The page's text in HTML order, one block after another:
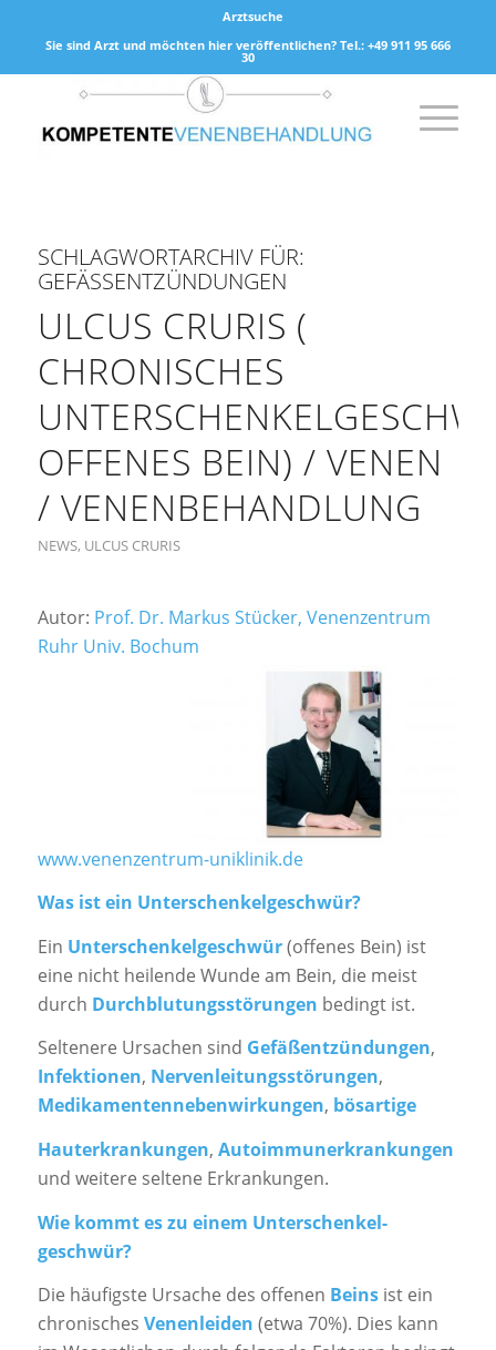
Arztsuche
Sie sind Arzt und möchten hier veröffentlichen? Tel.: +49 911 95 666
30
SCHLAGWORTARCHIV FÜR:
GEFÄSSENTZÜNDUNGEN
ULCUS CRURIS (
CHRONISCHES
OFFENES BEIN) / VENEN
/ VENENBEHANDLUNG
NEWS, ULCUS CRURIS
Autor: Prof. Dr. Markus Stücker, Venenzentrum
Ruhr Univ. Bochum
www.venenzentrum-uniklinik.de
Was ist ein Unter­schenkel­geschwür?
Ein Unter­schenkel­geschwür(offenes Bein) ist
eine nicht heilende Wunde am Bein, die meist
durch Durchblutungsstörungen bedingt ist.
Seltenere Ursachen sind Gefäßentzündungen,
Infektionen, Nervenleitungsstörungen,
Medikamentennebenwirkungen, bösartige
Hauterkrankungen, Autoimmunerkrankungen
und weitere seltene Erkrankungen.
Wie kommt es zu einem Unter­schenkel­
geschwür?
Die häufigste Ursache des offenen Beinsist ein
chronisches Venenleiden (etwa 70%). Dies kann